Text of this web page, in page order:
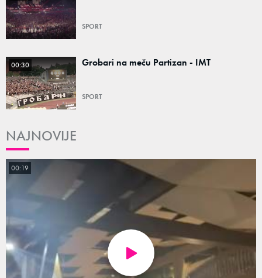
SPORT
00:30 Grobari na meču Partizan - IMT
SPORT
NAJNOVIJE
00:19